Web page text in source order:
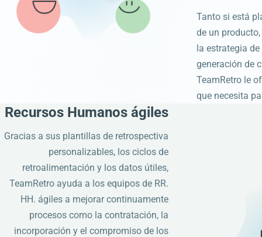
Tanto si está
de un
la estrategia
generación de
TeamRetro le
que necesita
Recursos Humanos ágiles
Gracias a sus plantillas de retrospectiva
personalizables, los ciclos de
retroalimentación y los datos útiles,
TeamRetro ayuda a los equipos de RR.
HH. ágiles a mejorar continuamente
procesos como la contratación, la
incorporación y el compromiso de los